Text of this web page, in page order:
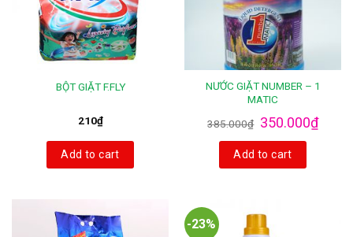
BỘT GIẶT F.FLY
210₫
Add to cart
NƯỚC GIẶT NUMBER – 1
MATIC
385.000₫ 350.000₫
Add to cart
-23%